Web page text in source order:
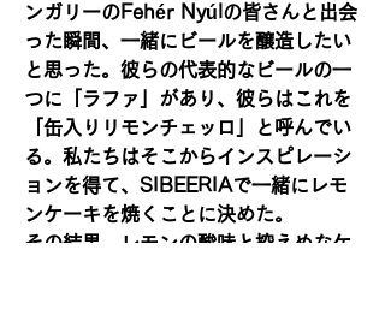
ンガリーのFehér Nyúlの皆さんと出会
った瞬間、一緒にビールを醸造したい
と思った。彼らの代表的なビールの一
つに「ラファ」があり、彼らはこれを
「缶入りリモンチェッロ」と呼んでい
る。私たちはそこからインスピレーシ
ョンを得て、SIBEERIAで一緒にレモ
ンケーキを焼くことに決めた。
その結果、レモンの酸味と控えめなケ